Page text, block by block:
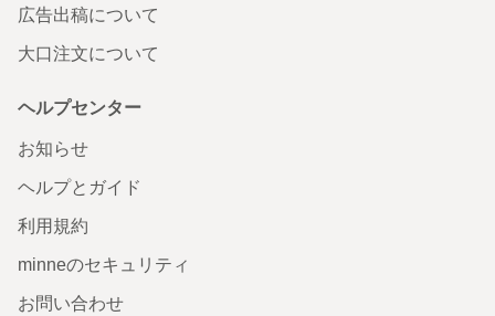
広告出稿について
大口注文について
ヘルプセンター
お知らせ
ヘルプとガイド
利用規約
minneのセキュリティ
お問い合わせ